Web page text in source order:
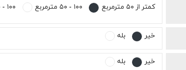
کمتر از ۵۰ مترمربع ۱۰۰ - ۵۰ مترمربع ۱۰۰ - ۱۵۰ مترمربع
خیر بله
خیر بله